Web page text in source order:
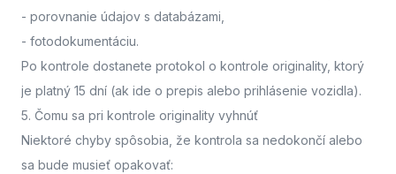
- porovnanie údajov s databázami,
- fotodokumentáciu.
Po kontrole dostanete protokol o kontrole originality, ktorý
je platný 15 dní (ak ide o prepis alebo prihlásenie vozidla).
5. Čomu sa pri kontrole originality vyhnúť
Niektoré chyby spôsobia, že kontrola sa nedokončí alebo
sa bude musieť opakovať: